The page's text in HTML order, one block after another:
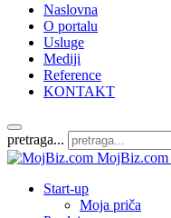
Naslovna
O portalu
Usluge
Mediji
Reference
KONTAKT
pretraga...
MojBiz.com
Start-up
Moja priča